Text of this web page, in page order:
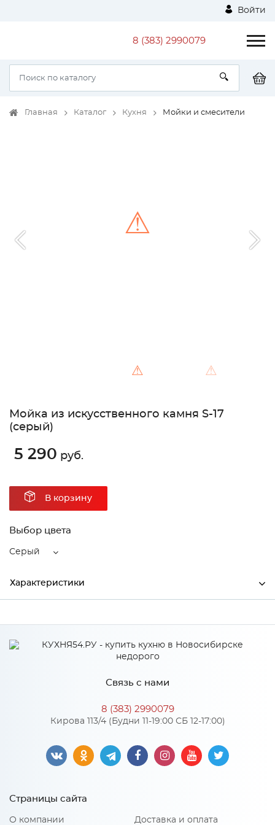
Войти
8 (383) 2990079
Главная Каталог Кухня Мойки и смесители
⚠ ⚠
⚠
Мойка из искусственного камня S-17
(серый)
5 290 руб.
В корзину
Выбор цвета
Серый
Характеристики
Высота 185
Материал искусственный мрамор
Особенности
Мойки SimGran имеют матовую поверхность,
изготавливаются на основе натурального Уральского
22% полиэфирная смола), поверхность покрыта гелькоутом.
Связь с нами
8 (383) 2990079
Кирова 113/4 (Будни 11-19:00 СБ 12-17:00)
Страницы сайта
О компании Доставка и оплата